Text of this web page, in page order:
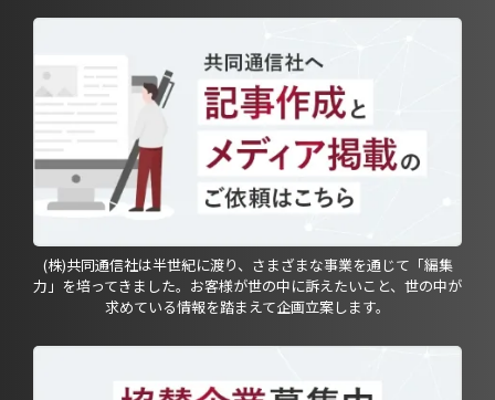
(株)共同通信社は半世紀に渡り、さまざまな事業を通じて「編集
力」を培ってきました。お客様が世の中に訴えたいこと、世の中が
求めている情報を踏まえて企画立案します。